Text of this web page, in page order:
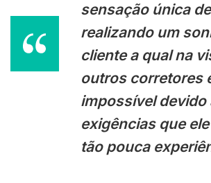
sensação única
realizando um
cliente a qual na
outros corretores
impossível devido
exigências que
tão pouca